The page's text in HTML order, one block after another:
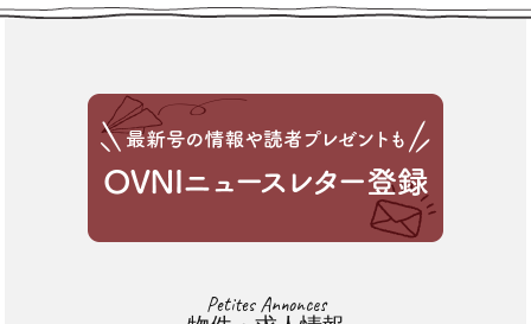
Petites Annonces